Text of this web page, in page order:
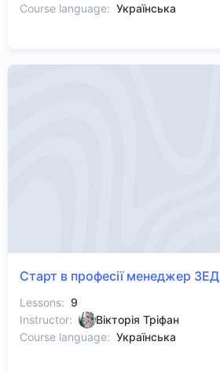
Course language: Українська
Старт в професії менеджер ЗЕД
Lessons: 9
Instructor:
Вікторія Тріфан
Course language: Українська